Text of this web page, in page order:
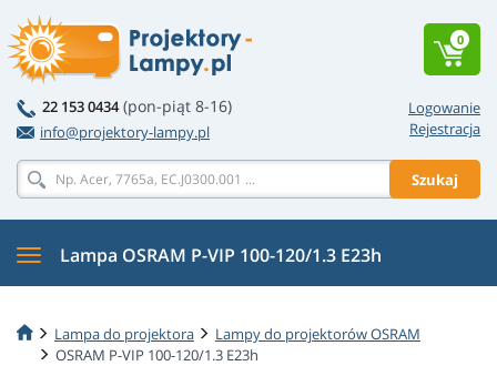
Logowanie
Rejestracja
22 153 0434 (pon-piąt 8-16)
info@projektory-lampy.pl
Szukaj
0
Lampa OSRAM P-VIP 100-120/1.3 E23h
Lampa do projektora
Lampy do projektorów OSRAM
OSRAM P-VIP 100-120/1.3 E23h